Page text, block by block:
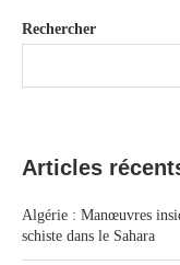
Rechercher
Articles
Algérie : Manœuvres
schiste dans le Sahara